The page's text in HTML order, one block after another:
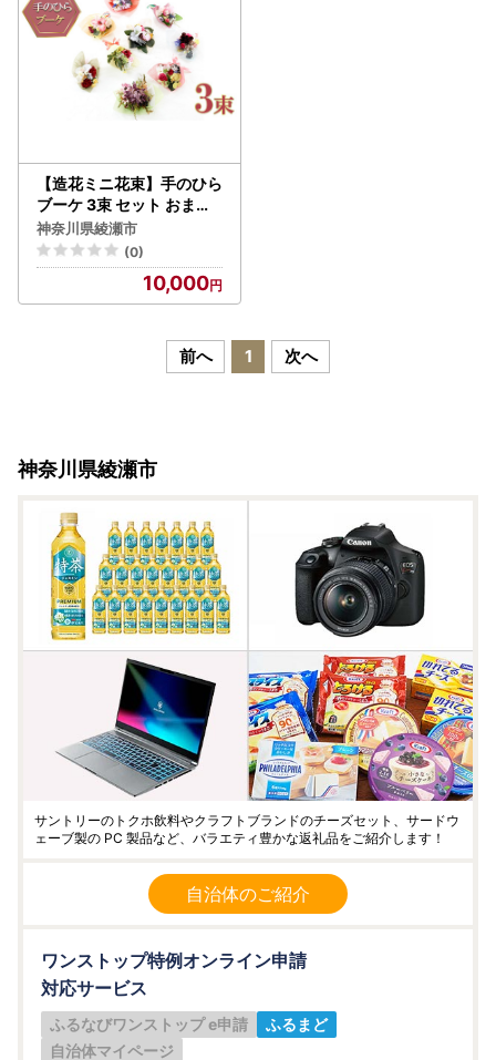
【造花ミニ花束】手のひら
ブーケ 3束 セット おまか
せ ミニブーケ インテリア
造花のブーケ コンパクト
枯れない アートフラワー
花束 プレゼント
神奈川県綾瀬市
(0)
10,000
前へ 1 次へ
神奈川県綾瀬市
サントリーのトクホ飲料やクラフトブランドのチーズセット、サードウ
ェーブ製の PC 製品など、バラエティ豊かな返礼品をご紹介します！
自治体のご紹介
ワンストップ特例オンライン申請
対応サービス
ふるなびワンストップ e申請
ふるまど
自治体マイページ